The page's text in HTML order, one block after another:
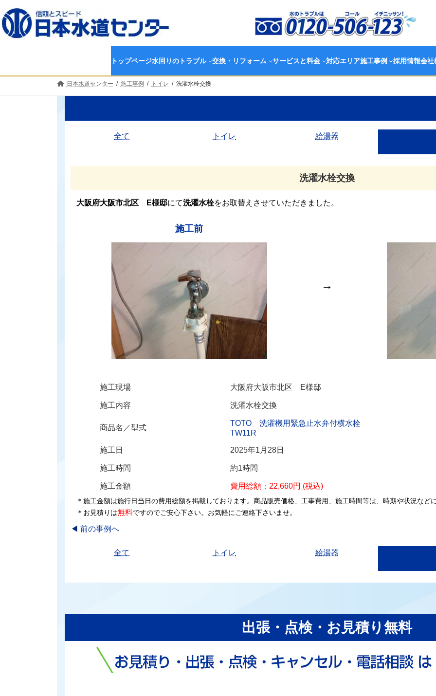
ン
テ
ン
キ
ビ
ゲ
ー
に
トップページ水回りのトラブル 交換・リフォーム サービスと料金 対応エリア施工事例 採用情報会社
日本水道センター 施工事例 トイレ 洗濯水栓交換
全て トイレ 給湯器
洗濯水栓交換
大阪府大阪市北区 E様邸にて洗濯水栓をお取替えさせていただきました。
施工前
→
施工現場 大阪府大阪市北区 E様邸
施工内容 洗濯水栓交換
商品名／型式
TOTO 洗濯機用緊急止水弁付横水栓
TW11R
施工日 2025年1月28日
施工時間 約1時間
施工金額 費用総額：22,660円 (税込)
＊施工金額は施行日当日の費用総額を掲載しております。商品販売価格、工事費用、施工時間等は、時期や状況など
＊お見積りは無料ですのでご安心下さい。お気軽にご連絡下さいませ。
◀︎ 前の事例へ
全て トイレ 給湯器
出張・点検・お見積り無料